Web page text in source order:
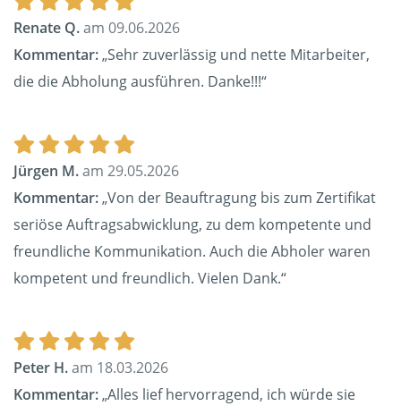
Renate Q.am 09.06.2026
Kommentar:„Sehr zuverlässig und nette Mitarbeiter,
die die Abholung ausführen. Danke!!!“
Jürgen M.am 29.05.2026
Kommentar:„Von der Beauftragung bis zum Zertifikat
seriöse Auftragsabwicklung, zu dem kompetente und
freundliche Kommunikation. Auch die Abholer waren
kompetent und freundlich. Vielen Dank.“
Peter H.am 18.03.2026
Kommentar:„Alles lief hervorragend, ich würde sie